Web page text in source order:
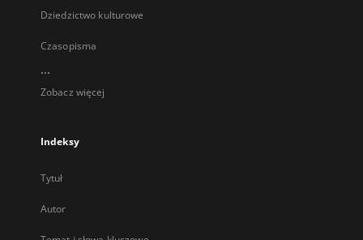
Dziedzictwo kulturowe
Czasopisma
...
Zobacz więcej
Indeksy
Tytuł
Autor